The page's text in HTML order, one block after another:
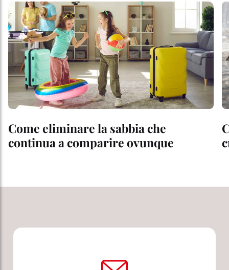
Come eliminare la sabbia che
continua a comparire ovunque